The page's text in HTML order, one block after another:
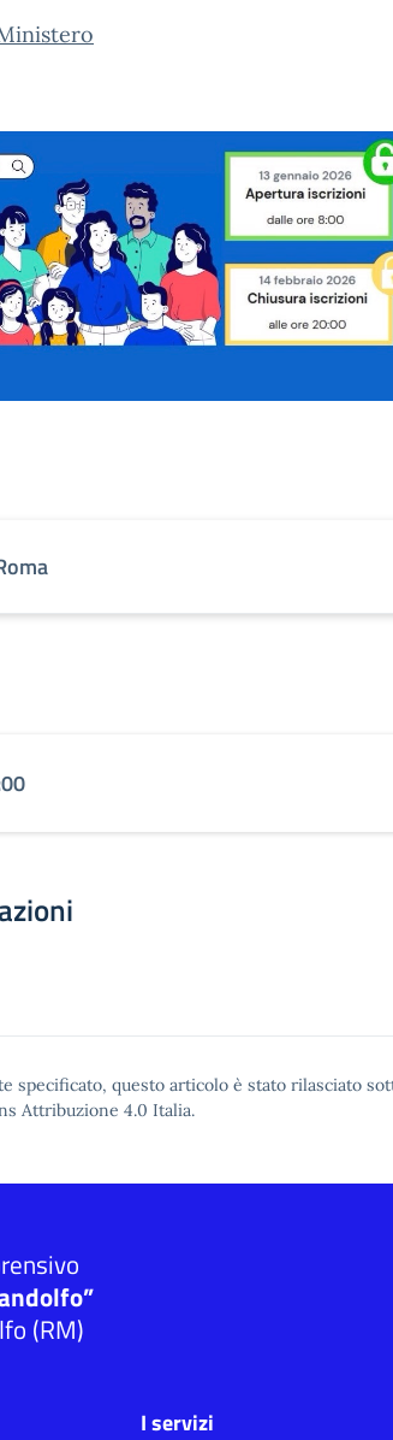
specificato, questo articolo è stato rilasciato
Attribuzione 4.0 Italia.
(RM)
I servizi